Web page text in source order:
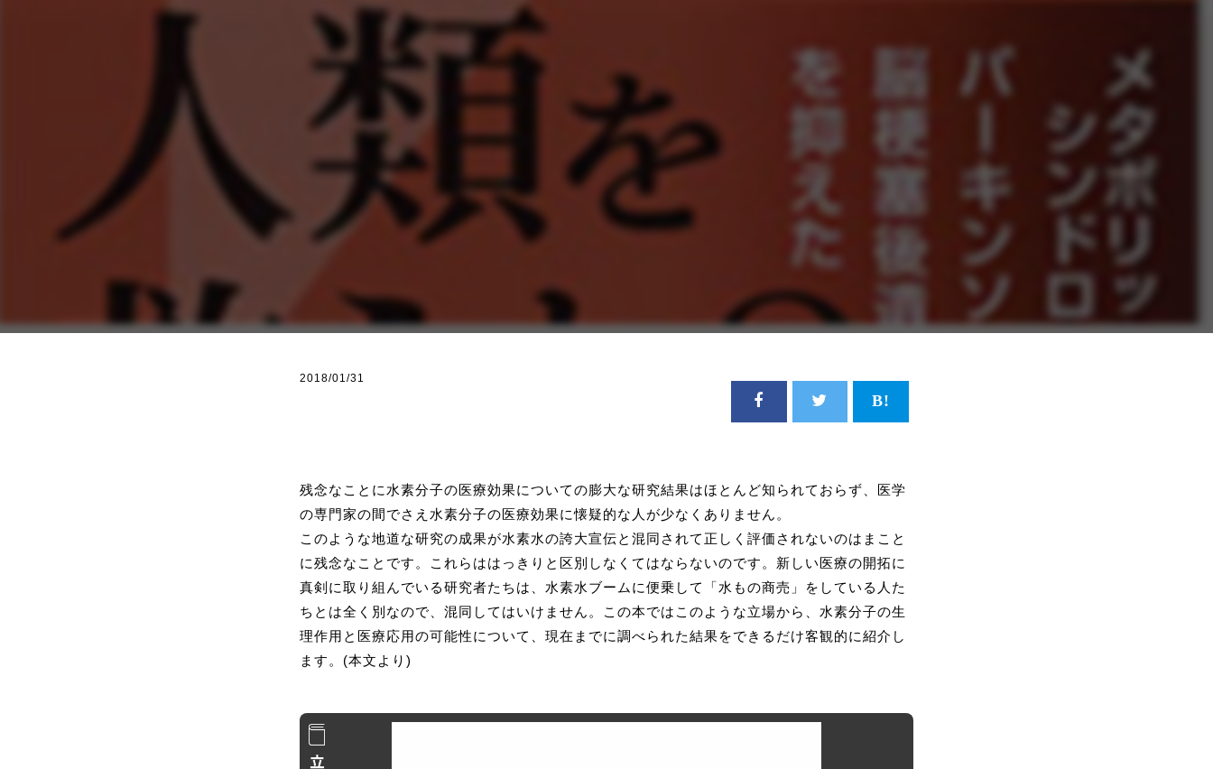
2018/01/31
残念なことに水素分子の医療効果についての膨大な研究結果はほとんど知られておらず、医学
の専門家の間でさえ水素分子の医療効果に懐疑的な人が少なくありません。
このような地道な研究の成果が水素水の誇大宣伝と混同されて正しく評価されないのはまこと
に残念なことです。これらははっきりと区別しなくてはならないのです。新しい医療の開拓に
真剣に取り組んでいる研究者たちは、水素水ブームに便乗して「水もの商売」をしている人た
ちとは全く別なので、混同してはいけません。この本ではこのような立場から、水素分子の生
理作用と医療応用の可能性について、現在までに調べられた結果をできるだけ客観的に紹介し
ます。(本文より)